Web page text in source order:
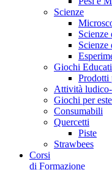
Scienze
Scienze
Scienze
Giochi
Prodotti
Attività
Giochi per
Consumabili
Quercetti
Piste
Strawbees
Corsi
di Formazione